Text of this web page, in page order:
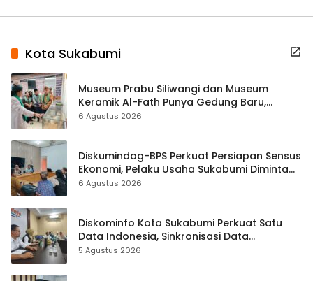
Kota Sukabumi
Museum Prabu Siliwangi dan Museum
Keramik Al-Fath Punya Gedung Baru,
Hampir 500 Koleksi Dipisahkan
6 Agustus 2026
Diskumindag-BPS Perkuat Persiapan Sensus
Ekonomi, Pelaku Usaha Sukabumi Diminta
Terbuka Beri Data
6 Agustus 2026
Diskominfo Kota Sukabumi Perkuat Satu
Data Indonesia, Sinkronisasi Data
Kewilayahan Dikebut
5 Agustus 2026